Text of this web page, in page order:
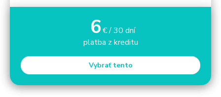
6€ / 30 dní
platba z kreditu
Vybrať tento